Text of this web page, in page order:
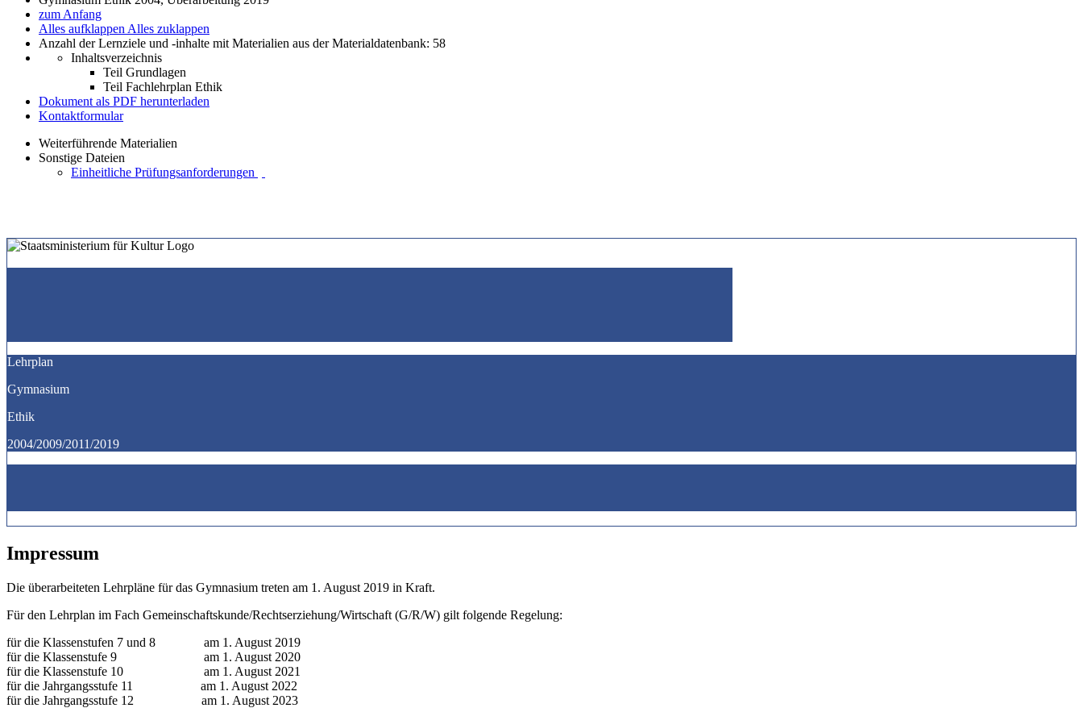
zum Anfang
Alles aufklappen Alles zuklappen
Anzahl der Lernziele und -inhalte mit Materialien aus der Materialdatenbank: 58
Inhaltsverzeichnis
Teil Grundlagen
Teil Fachlehrplan Ethik
Dokument als PDF herunterladen
Kontaktformular
Weiterführende Materialien
Sonstige Dateien
Einheitliche Prüfungsanforderungen
Lehrplan
Gymnasium
Ethik
2004/2009/2011/2019
Impressum
Die überarbeiteten Lehrpläne für das Gymnasium treten am 1. August 2019 in Kraft.
Für den Lehrplan im Fach Gemeinschaftskunde/Rechtserziehung/Wirtschaft (G/R/W) gilt folgende Regelung:
für die Klassenstufen 7 und 8 am 1. August 2019
für die Klassenstufe 9 am 1. August 2020
für die Klassenstufe 10 am 1. August 2021
für die Jahrgangsstufe 11 am 1. August 2022
für die Jahrgangsstufe 12 am 1. August 2023